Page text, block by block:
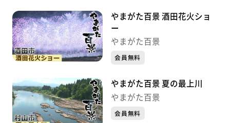
やまがた百景 酒田花火ショ
ー
やまがた百景
会員無料
やまがた百景 夏の最上川
やまがた百景
会員無料